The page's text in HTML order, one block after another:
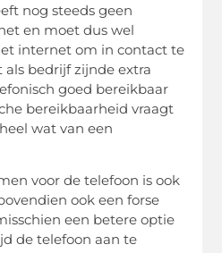
nog steeds geen
en moet dus wel
internet om in contact te
bedrijf zijnde extra
goed bereikbaar
bereikbaarheid vraagt
wat van een
voor de telefoon is ook
ook een forse
een betere optie
de telefoon aan te